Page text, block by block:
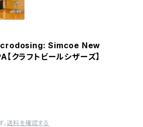
Simcoe New
クラフトビールシザーズ】
。送料を確認する